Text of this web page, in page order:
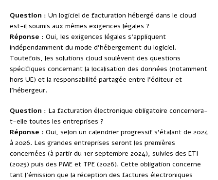
Question : Un logiciel de facturation hébergé dans le cloud
est-il soumis aux mêmes exigences légales ?
Réponse : Oui, les exigences légales s’appliquent
indépendamment du mode d’hébergement du logiciel.
Toutefois, les solutions cloud soulèvent des questions
spécifiques concernant la localisation des données (notamment
hors UE) et la responsabilité partagée entre l’éditeur et
l’hébergeur.
Question : La facturation électronique obligatoire concernera-
t-elle toutes les entreprises ?
Réponse : Oui, selon un calendrier progressif s’étalant de 2024
à 2026. Les grandes entreprises seront les premières
concernées (à partir du 1er septembre 2024), suivies des ETI
(2025) puis des PME et TPE (2026). Cette obligation concerne
tant l’émission que la réception des factures électroniques